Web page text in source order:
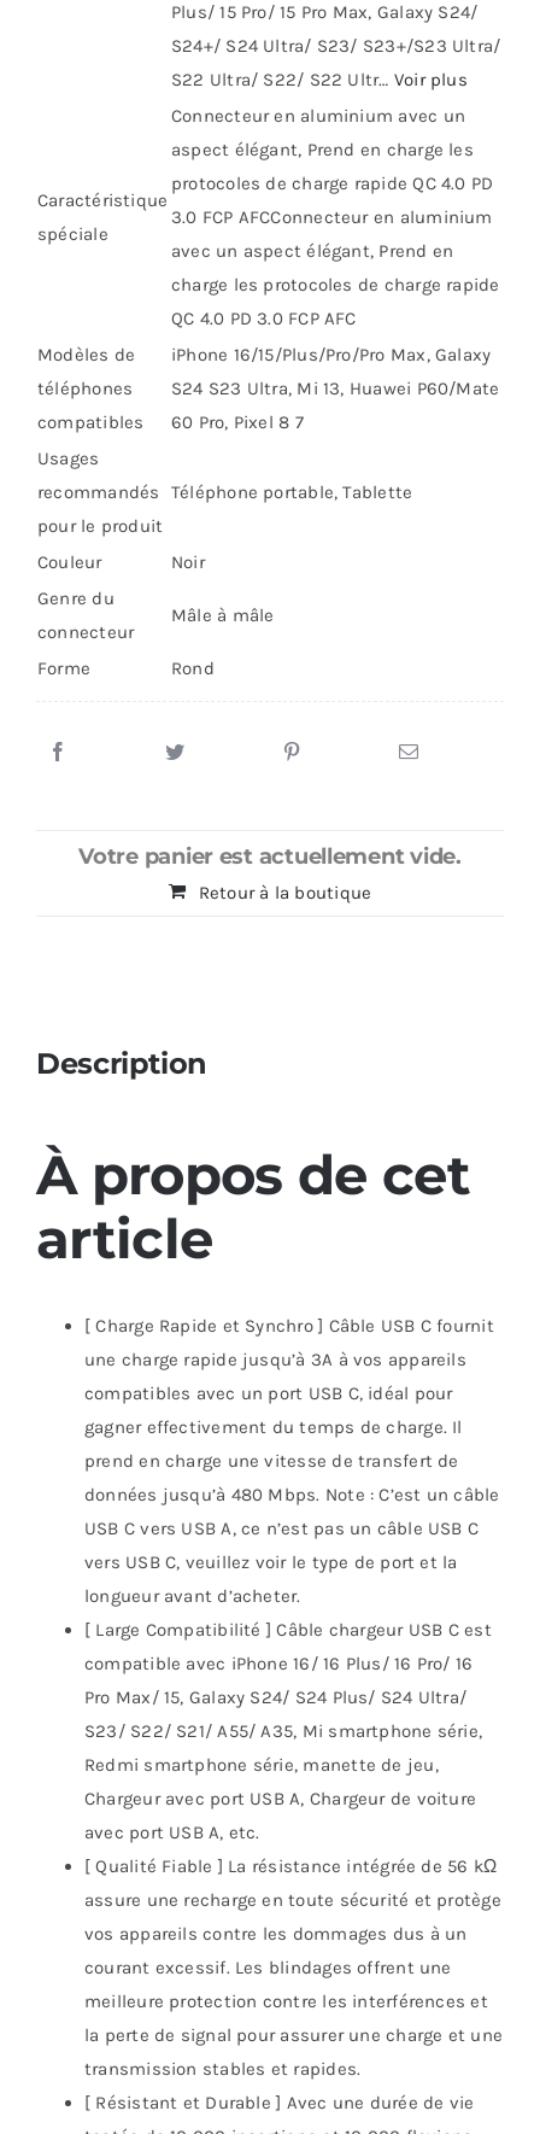
Plus/ 15 Pro/ 15 Pro Max, Galaxy S24/
S24+/ S24 Ultra/ S23/ S23+/S23 Ultra/
S22 Ultra/ S22/ S22 Ultr… Voir plus
Caractéristique
spéciale
Connecteur en aluminium avec un
aspect élégant, Prend en charge les
protocoles de charge rapide QC 4.0 PD
3.0 FCP AFCConnecteur en aluminium
avec un aspect élégant, Prend en
charge les protocoles de charge rapide
QC 4.0 PD 3.0 FCP AFC
Modèles de
téléphones
compatibles
iPhone 16/15/Plus/Pro/Pro Max, Galaxy
S24 S23 Ultra, Mi 13, Huawei P60/Mate
60 Pro, Pixel 8 7
Usages
recommandés
pour le produit
Téléphone portable, Tablette
Couleur
Noir
Genre du
connecteur
Mâle à mâle
Forme Rond
Votre panier est actuellement vide.
Retour à la boutique
Description
À propos de cet
article
[ Charge Rapide et Synchro ] Câble USB C fournit
une charge rapide jusqu’à 3A à vos appareils
compatibles avec un port USB C, idéal pour
gagner effectivement du temps de charge. Il
prend en charge une vitesse de transfert de
données jusqu’à 480 Mbps. Note : C’est un câble
USB C vers USB A, ce n’est pas un câble USB C
vers USB C, veuillez voir le type de port et la
longueur avant d’acheter.
[ Large Compatibilité ] Câble chargeur USB C est
compatible avec iPhone 16/ 16 Plus/ 16 Pro/ 16
Pro Max/ 15, Galaxy S24/ S24 Plus/ S24 Ultra/
S23/ S22/ S21/ A55/ A35, Mi smartphone série,
Redmi smartphone série, manette de jeu,
Chargeur avec port USB A, Chargeur de voiture
avec port USB A, etc.
[ Qualité Fiable ] La résistance intégrée de 56 kΩ
assure une recharge en toute sécurité et protège
vos appareils contre les dommages dus à un
courant excessif. Les blindages offrent une
meilleure protection contre les interférences et
la perte de signal pour assurer une charge et une
transmission stables et rapides.
[ Résistant et Durable ] Avec une durée de vie